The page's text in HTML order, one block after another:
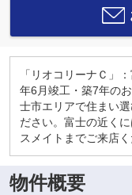
「リオコリーナＣ」
年6月竣工・築7年の
士市エリアで住まい
ださい。富士の近く
スメイトまでご来店く
物件概要